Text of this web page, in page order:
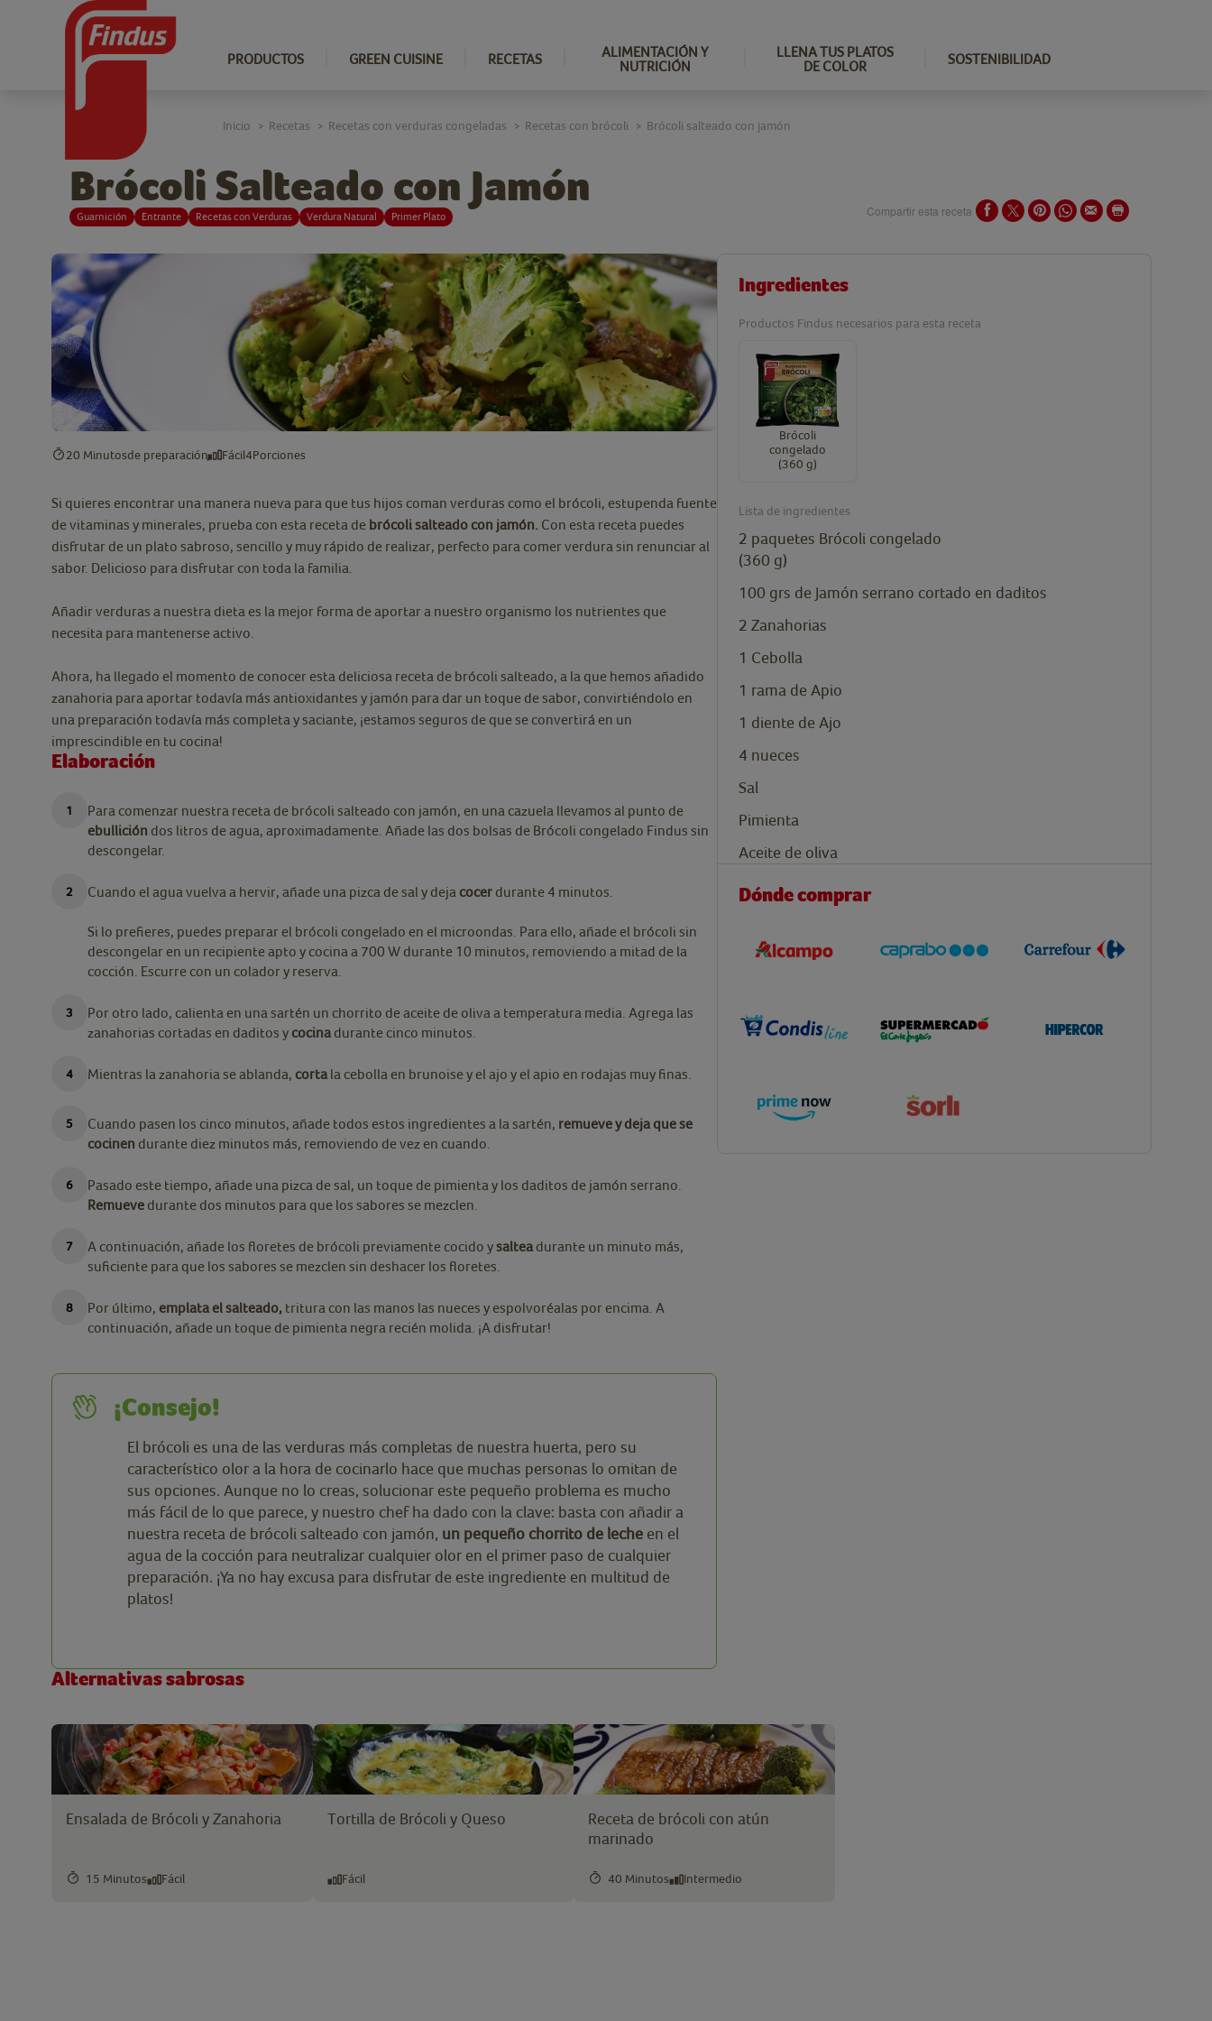
PRODUCTOS GREEN CUISINE RECETAS
ALIMENTACIÓN Y
NUTRICIÓN
LLENA TUS PLATOS
DE COLOR
SOSTENIBILIDAD
Brócoli Salteado con Jamón
Guarnición Entrante Recetas con Verduras Verdura Natural Primer Plato Compartir esta receta
Inicio > Recetas > Recetas con verduras congeladas > Recetas con brócoli > Brócoli salteado con jamón
20 Minutosde preparación Fácil4Porciones
Si quieres encontrar una manera nueva para que tus hijos coman verduras como el brócoli, estupenda fuente
de vitaminas y minerales, prueba con esta receta de brócoli salteado con jamón. Con esta receta puedes
disfrutar de un plato sabroso, sencillo y muy rápido de realizar, perfecto para comer verdura sin renunciar al
sabor. Delicioso para disfrutar con toda la familia.
Añadir verduras a nuestra dieta es la mejor forma de aportar a nuestro organismo los nutrientes que
necesita para mantenerse activo.
Ahora, ha llegado el momento de conocer esta deliciosa receta de brócoli salteado, a la que hemos añadido
zanahoria para aportar todavía más antioxidantes y jamón para dar un toque de sabor, convirtiéndolo en
una preparación todavía más completa y saciante, ¡estamos seguros de que se convertirá en un
imprescindible en tu cocina!
Elaboración
Para comenzar nuestra receta de brócoli salteado con jamón, en una cazuela llevamos al punto de
ebullición dos litros de agua, aproximadamente. Añade las dos bolsas de Brócoli congelado Findus sin
descongelar.
Cuando el agua vuelva a hervir, añade una pizca de sal y deja cocer durante 4 minutos.
Si lo prefieres, puedes preparar el brócoli congelado en el microondas. Para ello, añade el brócoli sin
descongelar en un recipiente apto y cocina a 700 W durante 10 minutos, removiendo a mitad de la
cocción. Escurre con un colador y reserva.
Por otro lado, calienta en una sartén un chorrito de aceite de oliva a temperatura media. Agrega las
zanahorias cortadas en daditos y cocina durante cinco minutos.
Mientras la zanahoria se ablanda, corta la cebolla en brunoise y el ajo y el apio en rodajas muy finas.
Cuando pasen los cinco minutos, añade todos estos ingredientes a la sartén, remueve y deja que se
cocinen durante diez minutos más, removiendo de vez en cuando.
Pasado este tiempo, añade una pizca de sal, un toque de pimienta y los daditos de jamón serrano.
Remueve durante dos minutos para que los sabores se mezclen.
A continuación, añade los floretes de brócoli previamente cocido ysaltea durante un minuto más,
suficiente para que los sabores se mezclen sin deshacer los floretes.
Por último, emplata el salteado, tritura con las manos las nueces y espolvoréalas por encima. A
continuación, añade un toque de pimienta negra recién molida. ¡A disfrutar!
¡Consejo!
El brócoli es una de las verduras más completas de nuestra huerta, pero su
característico olor a la hora de cocinarlo hace que muchas personas lo omitan de
sus opciones. Aunque no lo creas, solucionar este pequeño problema es mucho
más fácil de lo que parece, y nuestro chef ha dado con la clave: basta con añadir a
nuestra receta de brócoli salteado con jamón, un pequeño chorrito de leche en el
agua de la cocción para neutralizar cualquier olor en el primer paso de cualquier
preparación. ¡Ya no hay excusa para disfrutar de este ingrediente en multitud de
platos!
Ingredientes
Productos Findus necesarios para esta receta
Brócoli
congelado
(360 g)
Lista de ingredientes
2 paquetes Brócoli congelado
(360 g)
100 grs de Jamón serrano cortado en daditos
2 Zanahorias
1 Cebolla
1 rama de Apio
1 diente de Ajo
4 nueces
Sal
Pimienta
Aceite de oliva
Dónde comprar
Alternativas sabrosas
Ensalada de Brócoli y Zanahoria
15 Minutos Fácil
Tortilla de Brócoli y Queso
Fácil
Receta de brócoli con atún
marinado
40 Minutos Intermedio